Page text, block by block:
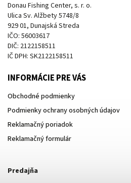
Donau Fishing Center, s. r. o.
Ulica Sv. Alžbety 5748/8
929 01, Dunajská Streda
IČO: 56003617
DIČ: 2122158511
IČ DPH: SK2122158511
INFORMÁCIE PRE VÁS
Obchodné podmienky
Podmienky ochrany osobných údajov
Reklamačný poriadok
Reklamačný formulár
Predajňa